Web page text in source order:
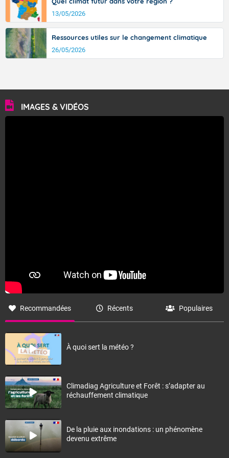
13/05/2026
Ressources utiles sur le changement climatique
26/05/2026
IMAGES & VIDÉOS
Recommandées Récents Populaires
À quoi sert la météo ?
Climadiag Agriculture et Forêt : s’adapter au
réchauffement climatique
De la pluie aux inondations : un phénomène
devenu extrême